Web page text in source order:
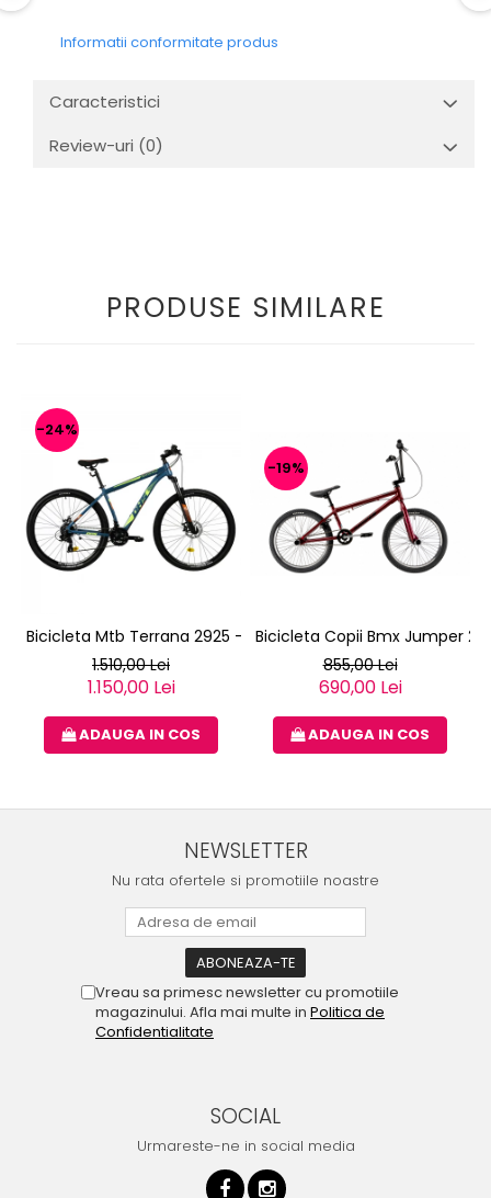
Informatii conformitate produs
Caracteristici
Review-uri (0)
PRODUSE SIMILARE
-24%
Bicicleta Mtb Terrana 2925 - 29 Inch, L, Verde
1.510,00 Lei
1.150,00 Lei
ADAUGA IN COS
-19%
Bicicleta Copii Bmx Jumper
855,00 Lei
690,00 Lei
ADAUGA IN COS
NEWSLETTER
Nu rata ofertele si promotiile noastre
Vreau sa primesc newsletter cu promotiile
magazinului. Afla mai multe in Politica de
Confidentialitate
SOCIAL
Urmareste-ne in social media